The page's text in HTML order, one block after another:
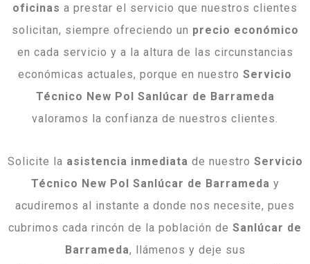
oficinas a prestar el servicio que nuestros clientes
solicitan, siempre ofreciendo un precio económico
en cada servicio y a la altura de las circunstancias
económicas actuales, porque en nuestro Servicio
Técnico New Pol Sanlúcar de Barrameda
valoramos la confianza de nuestros clientes.
Solicite la asistencia inmediata de nuestro Servicio
Técnico New Pol Sanlúcar de Barrameda y
acudiremos al instante a donde nos necesite, pues
cubrimos cada rincón de la población de Sanlúcar de
Barrameda, llámenos y deje sus